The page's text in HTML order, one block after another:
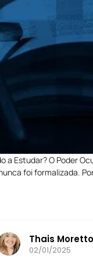
a Estudar? O Poder
foi formalizada.
Thais Moretto
02/01/2025